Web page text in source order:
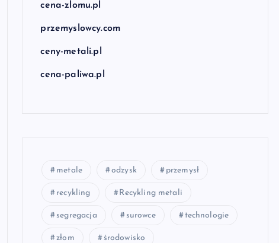
cena-zlomu.pl
przemyslowcy.com
ceny-metali.pl
cena-paliwa.pl
metale odzysk przemysł
recykling Recykling metali
segregacja surowce technologie
złom środowisko